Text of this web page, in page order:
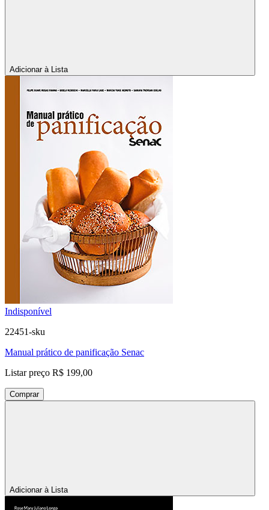
Adicionar à Lista
Indisponível
22451-sku
Manual prático de panificação Senac
Listar preço R$ 199,00
Comprar
Adicionar à Lista